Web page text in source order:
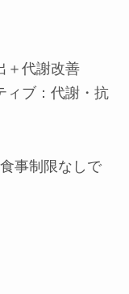
＋代謝改善
ィブ：代謝・抗
事制限なしで